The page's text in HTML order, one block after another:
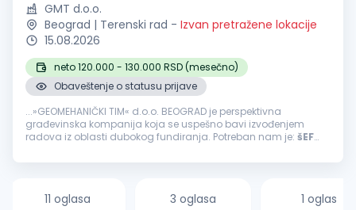
GMT d.o.o.
Beograd | Terenski rad - Izvan pretražene lokacije
15.08.2026
neto 120.000 - 130.000 RSD (mesečno)
Obaveštenje o statusu prijave
...»GEOMEHANIČKI TIM« d.o.o. BEOGRAD je perspektivna
građevinska kompanija koja se uspešno bavi izvođenjem
radova iz oblasti dubokog fundiranja. Potreban nam je: šEF
drugim...
11 oglasa 3 oglasa 1 oglas